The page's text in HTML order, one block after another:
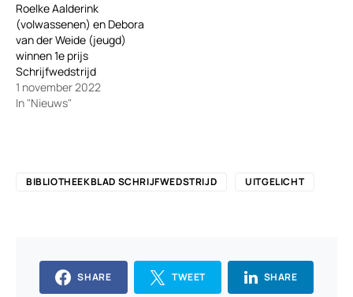
Roelke Aalderink
(volwassenen) en Debora
van der Weide (jeugd)
winnen 1e prijs
Schrijfwedstrijd
1 november 2022
In "Nieuws"
BIBLIOTHEEKBLAD SCHRIJFWEDSTRIJD UITGELICHT
SHARE TWEET SHARE